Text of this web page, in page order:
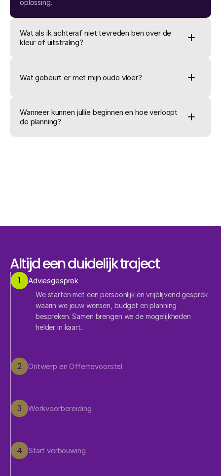
oplossing.
Wat als ik achteraf niet tevreden ben over de
kleur of uitstraling?
Wat gebeurt er met mijn oude vloer?
Wanneer kunnen jullie beginnen en hoe verloopt
de planning?
Altijd een duidelijk traject
1 Adviesgesprek
We starten met een persoonlijk en vrijblijvend gesprek
waarin we jouw wensen, budget en planning
bespreken. Samen brengen we de mogelijkheden
helder in kaart.
2 Ontwerp en Offertevoorstel
3 Werkvoorbereiding
4 Start verbouwing